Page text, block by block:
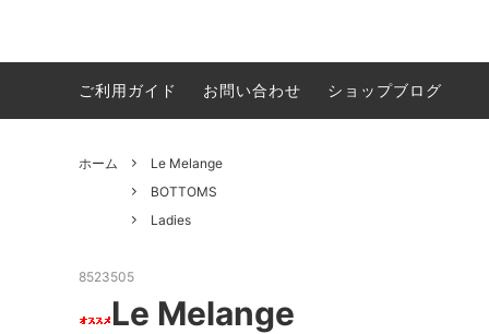
WAREHOUSE & CO. OOE
GOOD HELLER
ALWEL
Kepani
FILSON
OUTER TOPS
SALE
ご利用ガイド お問い合わせ ショップブログ
ホーム
Le Melange
BOTTOMS
Ladies
8523505
Le Melange